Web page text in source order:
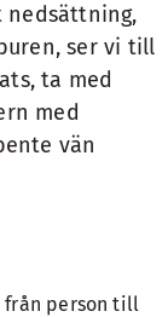
nedsättning,
ser vi till
ta med
med
vän
från person till